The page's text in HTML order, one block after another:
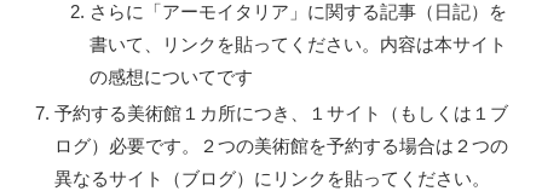
さらに「アーモイタリア」に関する記事（日記）を
書いて、リンクを貼ってください。内容は本サイト
の感想についてです
予約する美術館１カ所につき、１サイト（もしくは１ブ
ログ）必要です。２つの美術館を予約する場合は２つの
異なるサイト（ブログ）にリンクを貼ってください。